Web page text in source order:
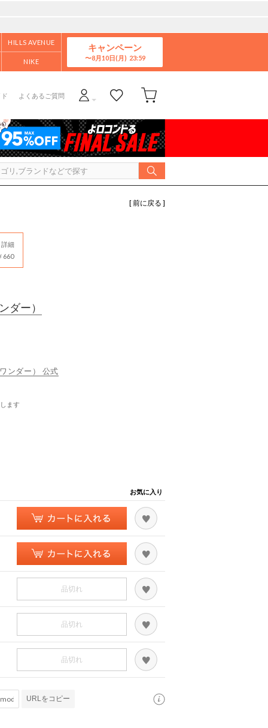
HILLS AVENUE
NIKE
キャンペーン
8月10日(月)
よくあるご質問
[ 前に戻る ]
詳細
660
ダー）
ンダー） 公式
ます
お気に入り
品切れ
品切れ
品切れ
URLをコピー